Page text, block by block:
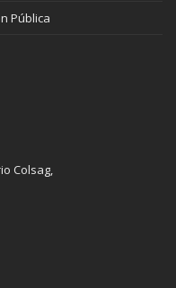
Pública
Colsag,